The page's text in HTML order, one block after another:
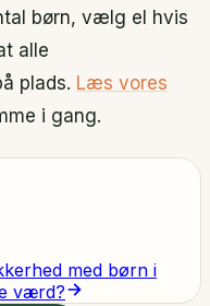
børn, vælg el hvis
alle
plads. Læs vores
i gang.
med børn i
værd?